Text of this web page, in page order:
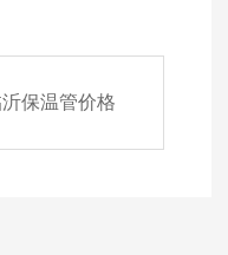
保温管价格